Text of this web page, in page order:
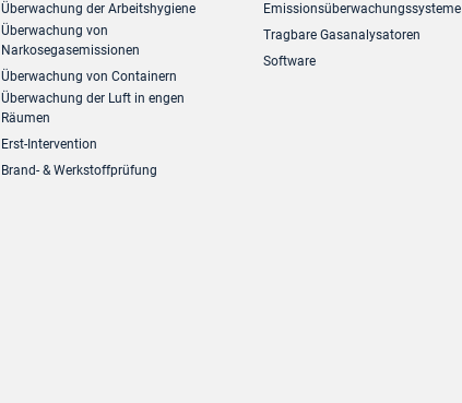
Überwachung der Arbeitshygiene
Überwachung von
Narkosegasemissionen
Überwachung von Containern
Überwachung der Luft in engen
Räumen
Erst-Intervention
Brand- & Werkstoffprüfung
Emissionsüberwachungssysteme
Tragbare Gasanalysatoren
Software